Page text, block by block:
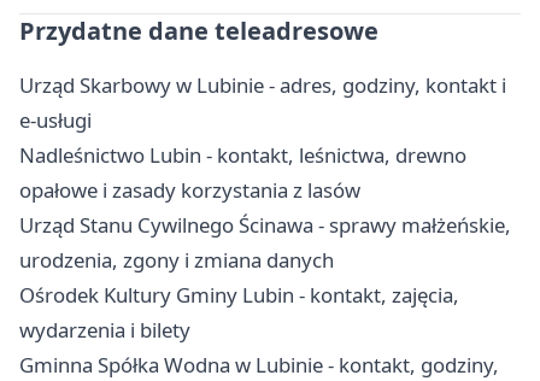
Przydatne dane teleadresowe
Urząd Skarbowy w Lubinie - adres, godziny, kontakt i
e-usługi
Nadleśnictwo Lubin - kontakt, leśnictwa, drewno
opałowe i zasady korzystania z lasów
Urząd Stanu Cywilnego Ścinawa - sprawy małżeńskie,
urodzenia, zgony i zmiana danych
Ośrodek Kultury Gminy Lubin - kontakt, zajęcia,
wydarzenia i bilety
Gminna Spółka Wodna w Lubinie - kontakt, godziny,